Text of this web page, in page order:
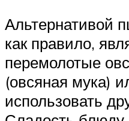
Альтернативой
как правило,
перемолотые
(овсяная мука)
использовать